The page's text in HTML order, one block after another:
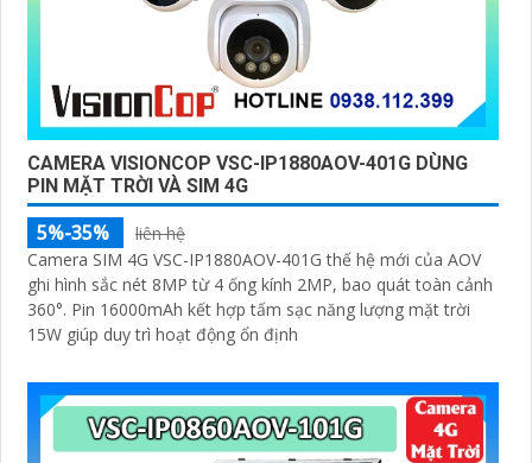
CAMERA VISIONCOP VSC-IP1880AOV-401G DÙNG
PIN MẶT TRỜI VÀ SIM 4G
5%-35%
liên hệ
Camera SIM 4G VSC-IP1880AOV-401G thế hệ mới của AOV
ghi hình sắc nét 8MP từ 4 ống kính 2MP, bao quát toàn cảnh
360°. Pin 16000mAh kết hợp tấm sạc năng lượng mặt trời
15W giúp duy trì hoạt động ổn định